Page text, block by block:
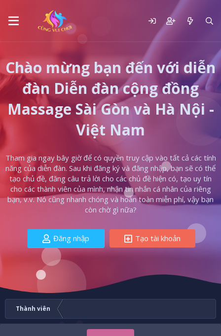
Chào mừng bạn đến với diễn
đàn Diễn đàn cộng đồng
Massage Sài Gòn và Hà Nội -
Việt Nam
Tham gia ngay bây giờ để có quyền truy cập vào tất cả các tính
năng của diễn đàn. Sau khi đăng ký và đăng nhập, bạn sẽ có thể
tạo chủ đề, đăng câu trả lời cho các chủ đề hiện có, tạo uy tín
cho các thành viên của mình, nhận tin nhắn cá nhân của riêng
bạn, v.v. Nó cũng nhanh chóng và hoàn toàn miễn phí, vậy bạn
còn chờ gì nữa?
Đăng nhập Tạo tài khoản
Thành viên